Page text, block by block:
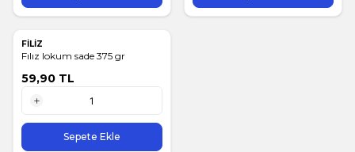
FİLİZ
Fılız lokum sade 375 gr
59,90 TL
1 Adet
Sepete Ekle